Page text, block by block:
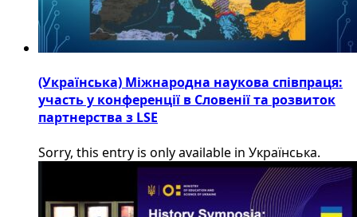
(Українська) Міжнародна наукова співпраця:
участь у конференції в Словенії та розвиток
партнерства з LSE
Sorry, this entry is only available in Українська.